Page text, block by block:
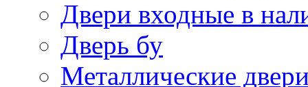
Двери входные в
Дверь бу
Металлические